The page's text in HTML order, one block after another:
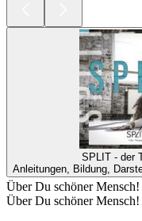
SPLIT - der
Anleitungen, Bildung,
Über Du schöner
Über Du schöner